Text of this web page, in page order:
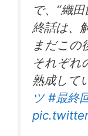
で、“織
終話は、
まだこの
それぞれ
熟成して
ツ #最終